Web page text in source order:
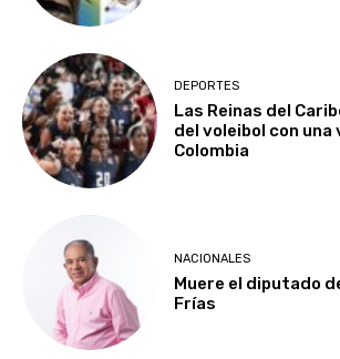
DEPORTES
Las Reinas del
del voleibol con
Colombia
NACIONALES
Muere el diputado
Frías